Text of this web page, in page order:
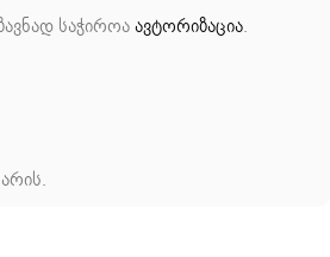
საჭიროაავტორიზაცია.